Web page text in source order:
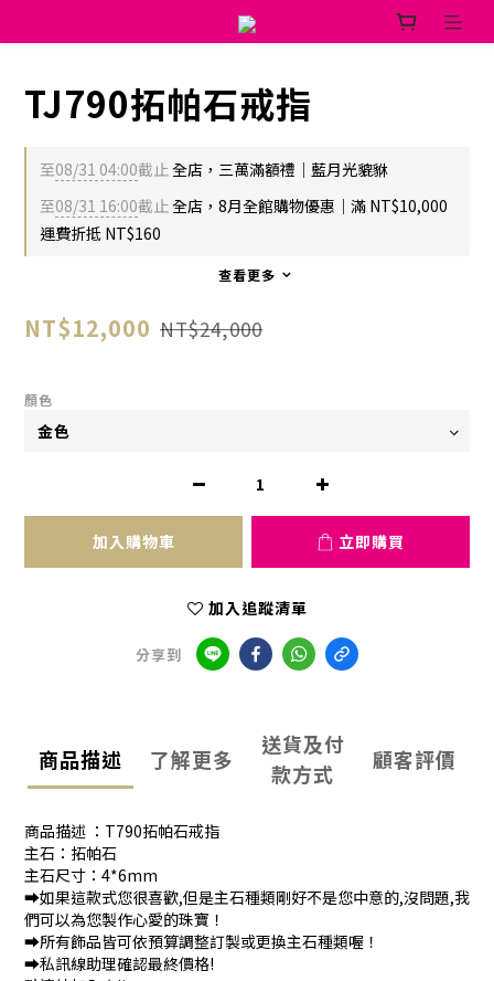
TJ790拓帕石戒指
至08/31 04:00截止全店，三萬滿額禮｜藍月光貔貅
至08/31 16:00截止全店，8月全館購物優惠｜滿 NT$10,000
運費折抵 NT$160
查看更多
NT$12,000 NT$24,000
顏色
加入購物車 立即購買
加入追蹤清單
分享到
商品描述 了解更多
送貨及付
款方式
顧客評價
商品描述 ：T790拓帕石戒指
主石：拓帕石
主石尺寸：4*6mm
➡️如果這款式您很喜歡,但是主石種類剛好不是您中意的,沒問題,我
們可以為您製作心愛的珠寶！
➡️所有飾品皆可依預算調整訂製或更換主石種類喔！
➡️私訊線助理確認最終價格!